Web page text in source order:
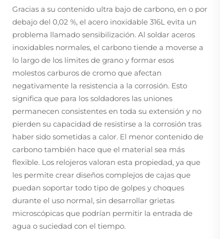
Gracias a su contenido ultra bajo de carbono, en o por
debajo del 0,02 %, el acero inoxidable 316L evita un
problema llamado sensibilización. Al soldar aceros
inoxidables normales, el carbono tiende a moverse a
lo largo de los límites de grano y formar esos
molestos carburos de cromo que afectan
negativamente la resistencia a la corrosión. Esto
significa que para los soldadores las uniones
permanecen consistentes en toda su extensión y no
pierden su capacidad de resistirse a la corrosión tras
haber sido sometidas a calor. El menor contenido de
carbono también hace que el material sea más
flexible. Los relojeros valoran esta propiedad, ya que
les permite crear diseños complejos de cajas que
puedan soportar todo tipo de golpes y choques
durante el uso normal, sin desarrollar grietas
microscópicas que podrían permitir la entrada de
agua o suciedad con el tiempo.